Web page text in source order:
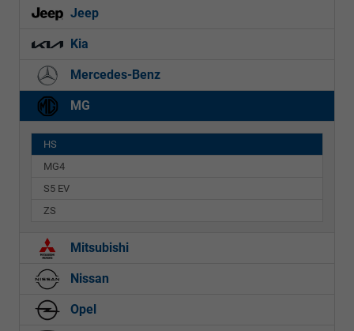
Jeep
Kia
Mercedes-Benz
MG
HS
MG4
S5 EV
ZS
Mitsubishi
Nissan
Opel